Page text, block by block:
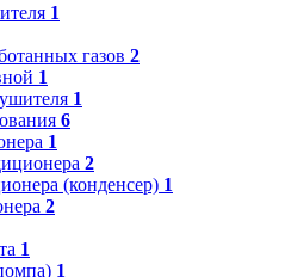
1
газов 2
1
1
6
1
2
(конденсер) 1
2
1
1